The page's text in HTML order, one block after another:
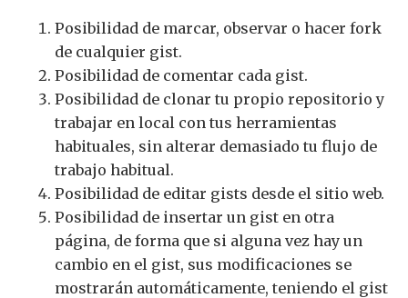
Posibilidad de marcar, observar o hacer fork
de cualquier gist.
Posibilidad de comentar cada gist.
Posibilidad de clonar tu propio repositorio y
trabajar en local con tus herramientas
habituales, sin alterar demasiado tu flujo de
trabajo habitual.
Posibilidad de editar gists desde el sitio web.
Posibilidad de insertar un gist en otra
página, de forma que si alguna vez hay un
cambio en el gist, sus modificaciones se
mostrarán automáticamente, teniendo el gist